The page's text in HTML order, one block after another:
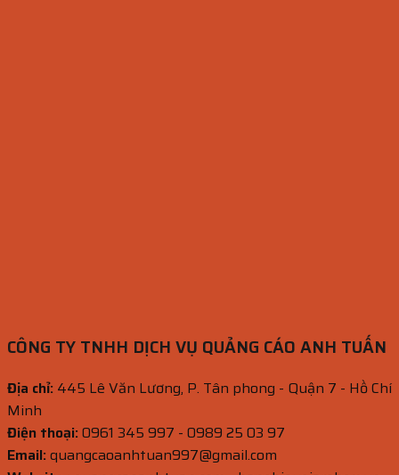
CÔNG TY TNHH DỊCH VỤ QUẢNG CÁO ANH TUẤN
Địa chỉ: 445 Lê Văn Lương, P. Tân phong - Quận 7 - Hồ Chí
Minh
Điện thoại:0961 345 997 - 0989 25 03 97
Email:quangcaoanhtuan997@gmail.com